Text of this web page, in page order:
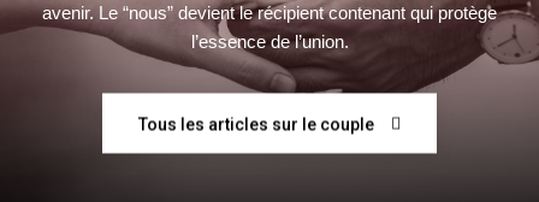
–
avenir. Le “nous” devient le récipient contenant qui protège
l’essence de l’union.
Tous les articles sur le couple